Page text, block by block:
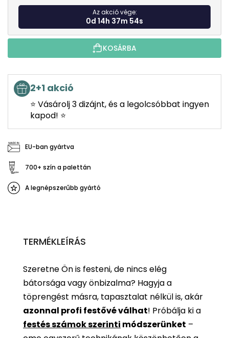
Az akció vége:
0d 14h 37m 53s
KOSÁRBA
2+1 akció
⭐ Vásárolj 3 dizájnt, és a legolcsóbbat ingyen
kapod! ⭐
EU-ban gyártva
700+ szín a palettán
A legnépszerűbb gyártó
TERMÉKLEÍRÁS
Szeretne Ön is festeni, de nincs elég
bátorsága vagy önbizalma? Hagyja a
töprengést másra, tapasztalat nélkül is, akár
azonnal profi festővé válhat! Próbálja ki a
festés számok szerinti módszerünket –